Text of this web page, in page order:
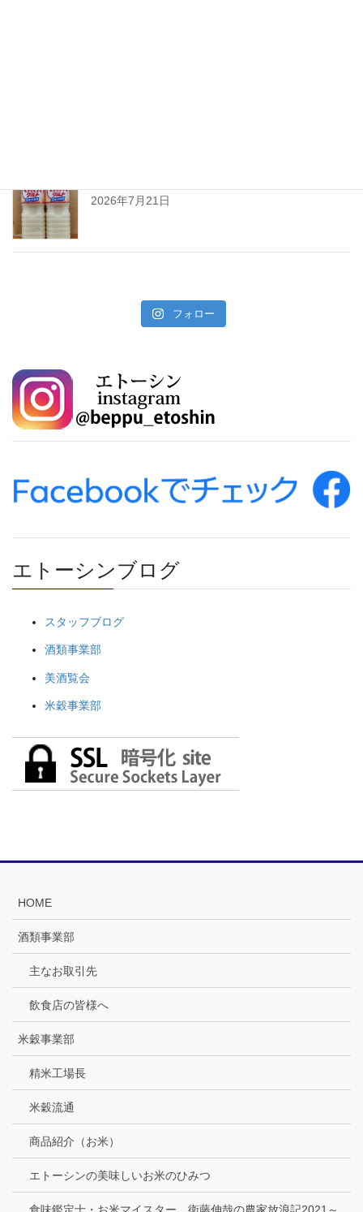
2026年7月21日
フォロー
エトーシンブログ
スタッフブログ
酒類事業部
美酒覧会
米穀事業部
HOME
酒類事業部
主なお取引先
飲食店の皆様へ
米穀事業部
精米工場長
米穀流通
商品紹介（お米）
エトーシンの美味しいお米のひみつ